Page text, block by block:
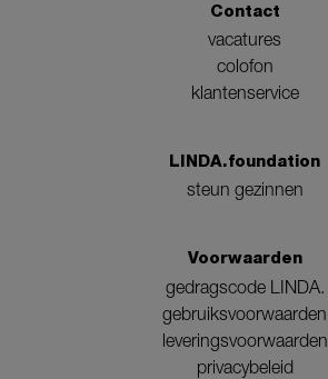
Contact
vacatures
colofon
klantenservice
LINDA.foundation
steun gezinnen
Voorwaarden
gedragscode LINDA.
gebruiksvoorwaarden
leveringsvoorwaarden
privacybeleid